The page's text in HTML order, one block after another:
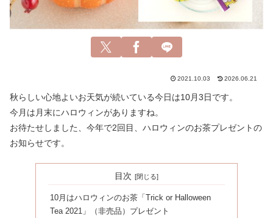
2021.10.03 2026.06.21
秋らしい心地よいお天気が続いている今日は10月3日です。
今月は月末にハロウィンがありますね。
お待たせしました、今年で2回目、ハロウィンのお茶プレゼントの
お知らせです。
目次
10月はハロウィンのお茶「Trick or Halloween
Tea 2021」（非売品）プレゼント